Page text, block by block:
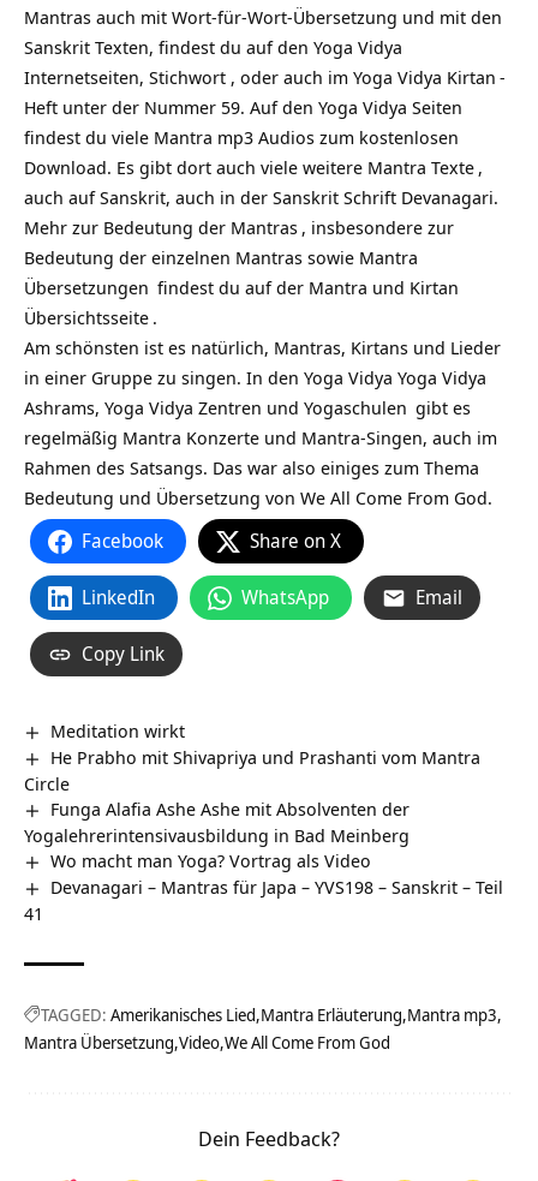
Mantras auch mit Wort-für-Wort-Übersetzung und mit den
Sanskrit Texten, findest du auf den Yoga Vidya
Internetseiten, Stichwort , oder auch im Yoga Vidya Kirtan -
Heft unter der Nummer 59. Auf den Yoga Vidya Seiten
findest du viele Mantra mp3 Audios zum kostenlosen
Download. Es gibt dort auch viele weitere Mantra Texte ,
auch auf Sanskrit, auch in der Sanskrit Schrift Devanagari.
Mehr zur Bedeutung der Mantras , insbesondere zur
Bedeutung der einzelnen Mantras sowie Mantra
Übersetzungen findest du aufder Mantra und Kirtan
Übersichtsseite .
Am schönsten ist es natürlich, Mantras, Kirtans und Lieder
in einer Gruppe zu singen. In den Yoga Vidya Yoga Vidya
Ashrams, Yoga Vidya Zentren und Yogaschulen gibt es
regelmäßig Mantra Konzerte und Mantra-Singen, auch im
Rahmen des Satsangs. Das war also einiges zum Thema
Bedeutung und Übersetzung von We All Come From God.
Facebook Share on X
LinkedIn WhatsApp Email
Copy Link
Meditation wirkt
He Prabho mit Shivapriya und Prashanti vom Mantra
Circle
Funga Alafia Ashe Ashe mit Absolventen der
Yogalehrerintensivausbildung in Bad Meinberg
Wo macht man Yoga? Vortrag als Video
Devanagari – Mantras für Japa – YVS198 – Sanskrit – Teil
41
TAGGED: Amerikanisches Lied Mantra Erläuterung Mantra mp3
Mantra Übersetzung Video We All Come From God
Dein Feedback?